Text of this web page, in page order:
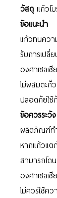
วัสดุ แก้วโ
ข้อแนะนำ
แก้วทนคว
รับการเปลี่
องศาเซลเซี
ไม่ผสมตะกั่
ปลอดภัยใช้
ข้อควรระวัง
ผลิตภัณฑ์ทำ
หากแก้วแต
สามารถโด
องศาเซลเซี
ไม่ควรใช้ค